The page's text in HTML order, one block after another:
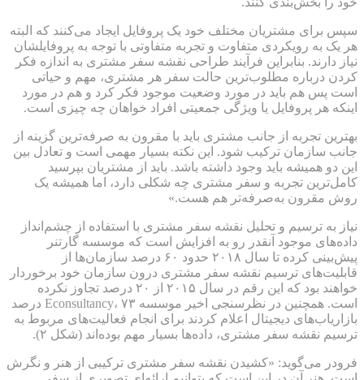
سپس برای مشتریان مختلف خود یک پروفایل ایجاد می‌کنند که البته
هر یک به رویکردی متفاوت و تجربه متفاوتی با توجه به پروفایلشان
نیاز دارند. بنابراین فرآیند طراحی نقشه سفر مشتری به اندازه فکر
کردن درباره مطلوب‌ترین حالت سفر هر مشتری، مهم و حیاتی
است پس هم باید در مورد وضعیت موجود فکر کرد و هم در مورد
اینکه هر پروفایل یا ویژگی جمعیتی افراد خواهان چه چیزی است.
بهترین تجربه از جانب مشتری باید با مقرون ‌به ‌صرفه‌ترین گزینه از
جانب سازمان ترکیب شود. این نکته بسیار مهمی است و تعادل بین
این دو همیشه باید وجود داشته باشد. باید از مشتریان بپرسید
کامل‌ترین تجربه و سفر مشتری چه شکلی دارد، اما همیشه یک
روش مقرون‌ به‌صرفه‌تر هم هست.»
نیاز به ترسیم و تحلیل نقشه سفر مشتری با استفاده از چشم‌انداز
داده‌های موجود آنقدر رو به افزایش است که موسسه گارتنر
پیش‌بینی کرده تا سال ۲۰۱۸ حدود ۶۰ درصد سازمان‌ها از
قابلیت‌های ترسیم نقشه سفر مشتری درون سازمان خود برخوردار
خواهند بود که این رقم در سال ۲۰۱۵ از ۲۰ درصد تجاوز نکرده
است. همچنین در نظرسنجی اخیر موسسه Econsultancy، ۷۳ درصد
بازاریاب‌های دیجیتال اعلام کردند برای انجام فعالیت‌های مربوط به
ترسیم نقشه سفر مشتری، داده‌ها بسیار مهم بوده‌اند (شکل ۲).
فرودر می‌گوید: «کشیدن نقشه سفر مشتری ترکیبی از هنر و نگرش